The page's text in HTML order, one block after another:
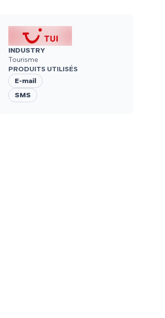
INDUSTRY
Tourisme
PRODUITS UTILISÉS
E-mail
SMS